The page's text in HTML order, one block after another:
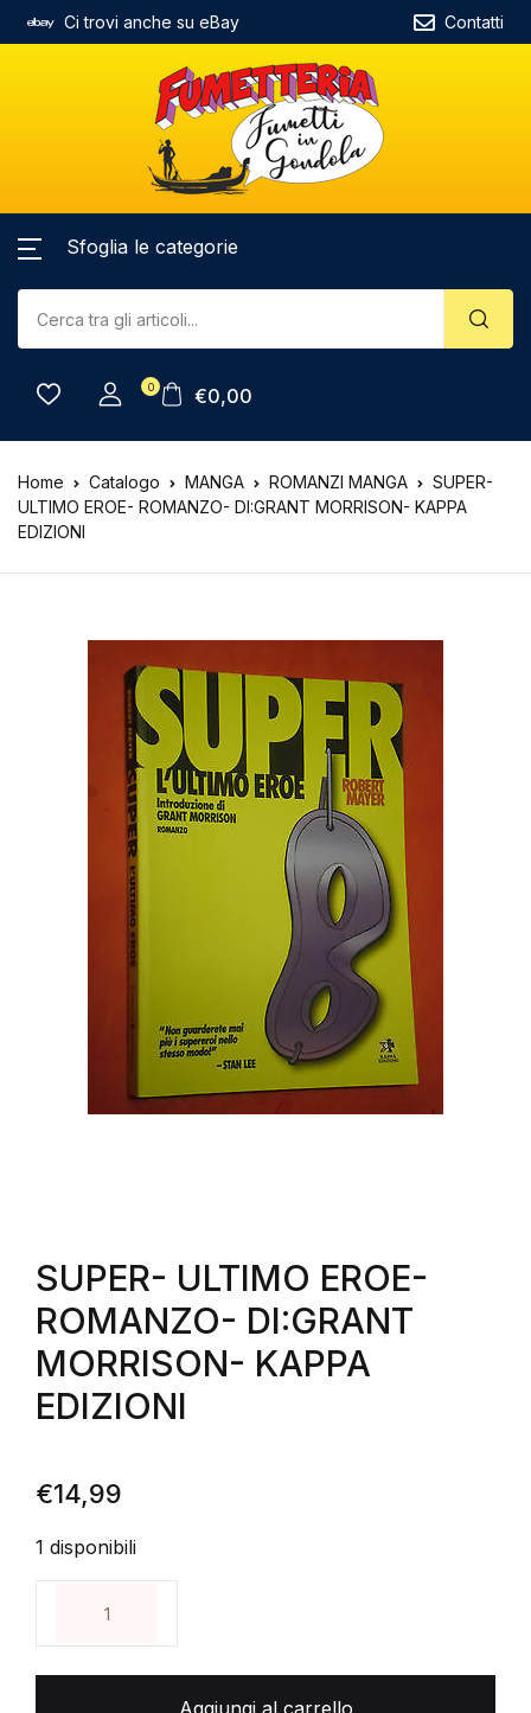
Ci trovi anche su eBay Contatti
Sfoglia le categorie
0 €0,00
Home Catalogo MANGA ROMANZI MANGA
SUPER-
ULTIMO EROE- ROMANZO- DI:GRANT MORRISON- KAPPA
EDIZIONI
SUPER- ULTIMO EROE-
ROMANZO- DI:GRANT
MORRISON- KAPPA
EDIZIONI
€14,99
1 disponibili
Aggiungi al carrello